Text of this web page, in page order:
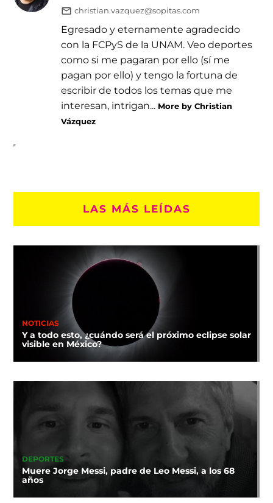
christian.vazquez@sopitas.com
Egresado y eternamente agradecido
con la FCPyS de la UNAM. Veo deportes
como si me pagaran por ello (sí me
pagan por ello) y tengo la fortuna de
escribir de todos los temas que me
interesan, intrigan... More by Christian
Vázquez
LAS MÁS LEÍDAS
NOTICIAS
Y a todo esto, ¿cuándo será el próximo eclipse solar
visible en México?
DEPORTES
Muere Jorge Messi, padre de Leo Messi, a los 68
años